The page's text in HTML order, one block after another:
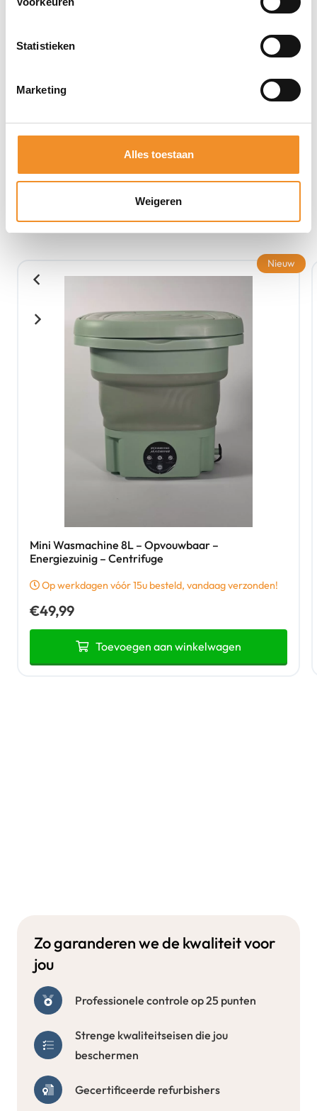
Statistieken
Marketing
Alles toestaan
Weigeren
Bekijk ook eens deze producten
Mini Wasmachine 8L – Opvouwbaar –
Energiezuinig – Centrifuge
Op werkdagen vóór 15u besteld, vandaag verzonden!
€49,99
Toevoegen aan winkelwagen
Nieuw
Zo garanderen we de kwaliteit voor
jou
Professionele controle op 25 punten
Strenge kwaliteitseisen die jou
beschermen
Gecertificeerde refurbishers